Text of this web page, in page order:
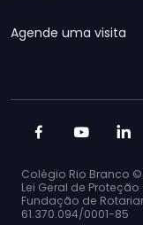
Agende uma visita
Colégio Rio Branco ©
Lei Geral de
Fundação de
61.370.094/0001-85